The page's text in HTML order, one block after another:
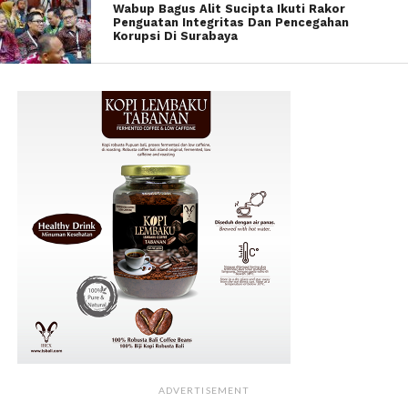
Wabup Bagus Alit Sucipta Ikuti Rakor
Penguatan Integritas Dan Pencegahan
Korupsi Di Surabaya
ADVERTISEMENT